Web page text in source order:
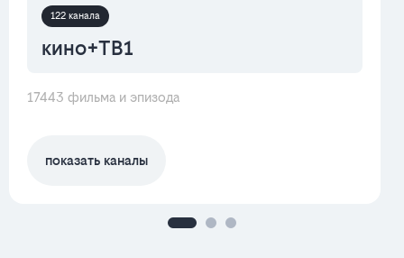
122 канала
кино+ТВ1
17443 фильма и эпизода
показать каналы